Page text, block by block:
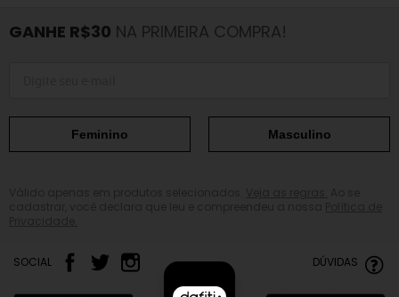
GANHE R$30 NA PRIMEIRA COMPRA!
Feminino Masculino
SOCIAL DÚVIDAS